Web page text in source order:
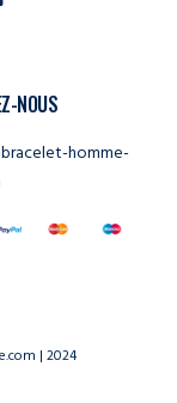
NOUS
homme-
| 2024